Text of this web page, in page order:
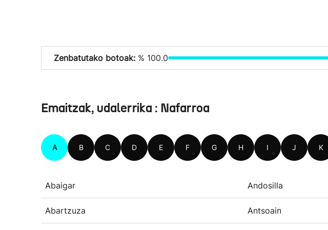
Zenbatutako botoak: % 100.0
Emaitzak, udalerrika : Nafarroa
A B C D E F G H I J K
Abaigar Andosilla
Abartzuza Antsoain